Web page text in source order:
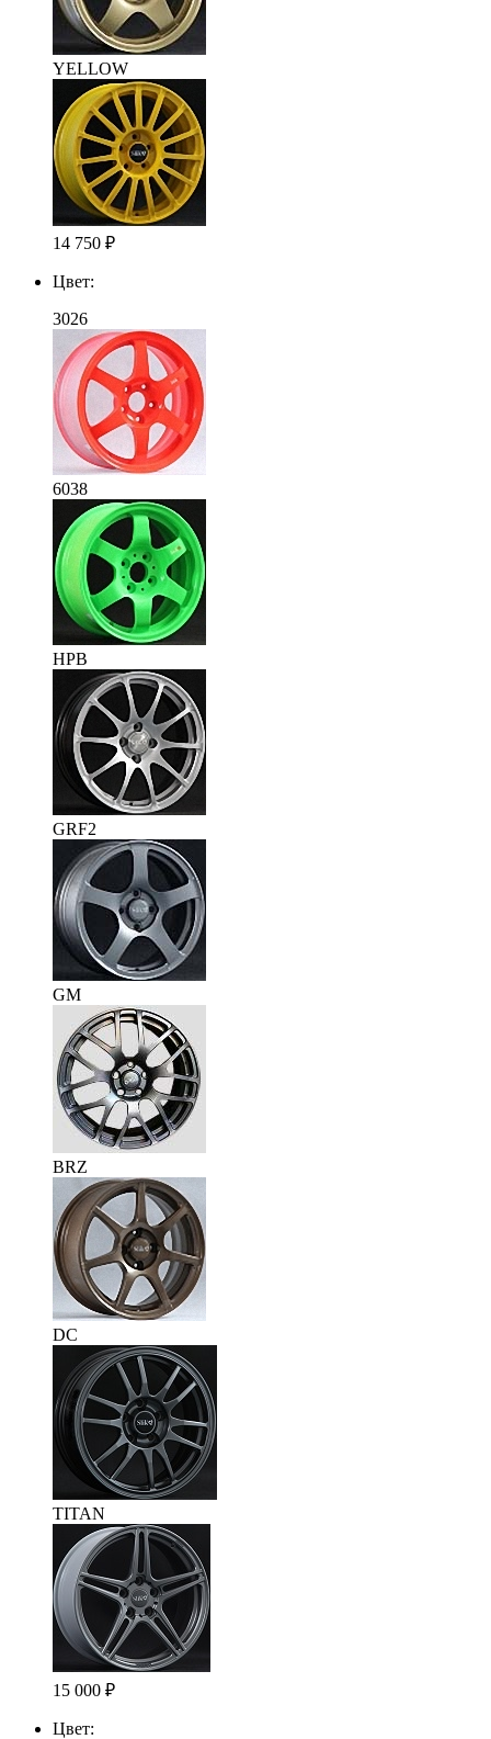
YELLOW
14 750 ₽
Цвет:
3026
6038
HPB
GRF2
GM
BRZ
DC
TITAN
15 000 ₽
Цвет: